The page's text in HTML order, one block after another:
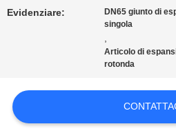
QUALITÀ
CONTATTICI
NOTIZIE
Evidenziare:
DN65 giunto di
singola
,
Articolo di
rotonda